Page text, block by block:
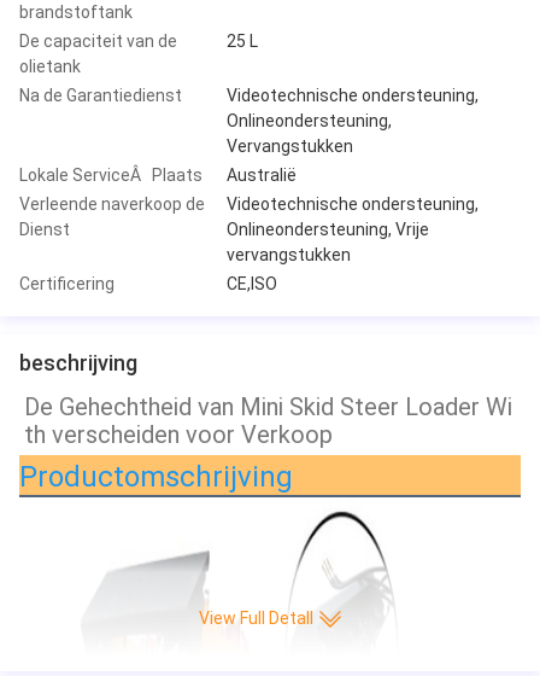
brandstoftank
De capaciteit van de
olietank
25 L
Na de Garantiedienst
Videotechnische ondersteuning,
Onlineondersteuning,
Vervangstukken
Lokale ServiceÂ Plaats
Australië
Verleende naverkoop de
Dienst
Videotechnische ondersteuning,
Onlineondersteuning, Vrije
vervangstukken
Certificering
CE,ISO
beschrijving
De Gehechtheid van Mini Skid Steer Loader Wi
th verscheiden voor Verkoop
Productomschrijving
View Full Detall